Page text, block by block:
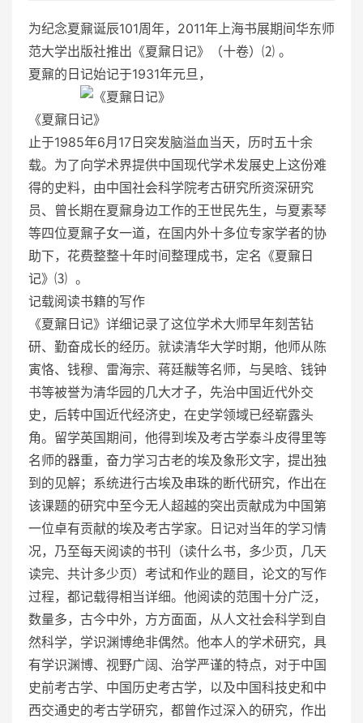
为纪念夏鼐诞辰101周年，2011年上海书展期间华东师
范大学出版社推出《夏鼐日记》（十卷）⑵ 。
夏鼐的日记始记于1931年元旦，
《夏鼐日记》
止于1985年6月17日突发脑溢血当天，历时五十余
载。为了向学术界提供中国现代学术发展史上这份难
得的史料，由中国社会科学院考古研究所资深研究
员、曾长期在夏鼐身边工作的王世民先生，与夏素琴
等四位夏鼐子女一道，在国内外十多位专家学者的协
助下，花费整整十年时间整理成书，定名《夏鼐日
记》⑶ 。
记载阅读书籍的写作
《夏鼐日记》详细记录了这位学术大师早年刻苦钻
研、勤奋成长的经历。就读清华大学时期，他师从陈
寅恪、钱穆、雷海宗、蒋廷黻等名师，与吴晗、钱钟
书等被誉为清华园的几大才子，先治中国近代外交
史，后转中国近代经济史，在史学领域已经崭露头
角。留学英国期间，他得到埃及考古学泰斗皮得里等
名师的器重，奋力学习古老的埃及象形文字，提出独
到的见解；系统进行古埃及串珠的断代研究，作出在
该课题的研究中至今无人超越的突出贡献成为中国第
一位卓有贡献的埃及考古学家。日记对当年的学习情
况，乃至每天阅读的书刊（读什么书，多少页，几天
读完、共计多少页）考试和作业的题目，论文的写作
过程，都记载得相当详细。他阅读的范围十分广泛，
数量多，古今中外，方方面面，从人文社会科学到自
然科学，学识渊博绝非偶然。他本人的学术研究，具
有学识渊博、视野广阔、治学严谨的特点，对于中国
史前考古学、中国历史考古学，以及中国科技史和中
西交通史的考古学研究，都曾作过深入的研究，作出